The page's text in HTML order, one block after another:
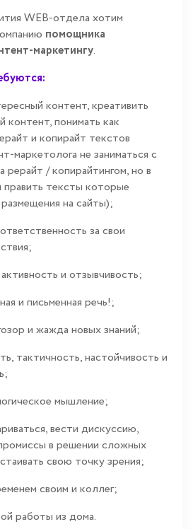
WEB-отдела хотим
помощника
маркетингу.
контент, креативить
понимать как
и копирайт текстов
маркетолога не заниматься с
рерайт / копирайтингом, но в
править тексты которые
на сайты);
за свои
и отзывчивость;
и письменная речь!;
и жажда новых знаний;
тактичность, настойчивость и
мышление;
вести дискуссию,
в решении сложных
свою точку зрения;
своим и коллег;
работы из дома.